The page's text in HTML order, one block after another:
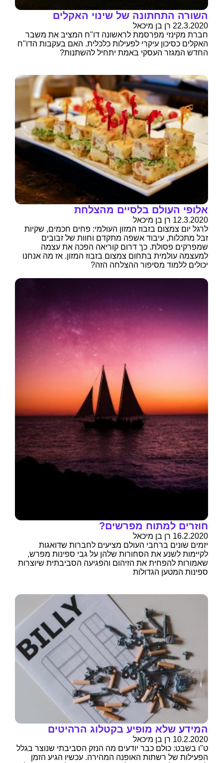
השורה התחתונה של שינוי האקלים
22.3.2020 רן בן מיכאל
חברת מקינזי מפרסמת לראשונה דו"ח המציב את משבר
האקלים כסיכון עיקרי לפעילות כלכלית. האם בעקבות הדו"ח
החדש המגזר העסקי באמת יתחיל להשתנות?
אלופי העולם בלסיים מהצלחת
12.3.2020 רן בן מיכאל
לרגל יום צמצום בזבוז המזון העולמי: פחים חכמים, שקיות
זבל מתכלות, עיבוד אשפה מתקדם וחוות של זבובים
שמפרקים פסולת. כך דרום קוריאה הפכה את עצמה
למעצמה עולמית בתחום צמצום בזבוז המזון. אז מה אנחנו
יכולים ללמוד מסיפור ההצלחה הזה?
חוזרים למתוח מפרשים?
16.2.2020 רן בן מיכאל
יזמים שונים ברחבי העולם מציעים לחברות שדואגות
לקיימות לשנע את הסחורות שלהן על גבי ספינות מפרש,
שאמורות להפחית את הזיהום והפגיעה הסביבתית שיוצרות
ספינות המטען הגדולות
המידע שלא מופיע בקטלוג הרהיטים
10.2.2020 רן בן מיכאל
ט"ו בשבט: כולם כבר יודעים מה הנזק הסביבתי שנוצר בגלל
הפעילות של רשתות האופנה המהירה. עכשיו הגיע הזמן